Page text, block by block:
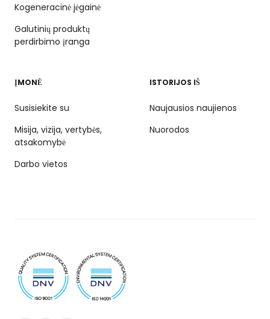
Kogeneracinė jėgainė
Galutinių produktų
perdirbimo įranga
ĮMONĖ
Susisiekite su
Misija, vizija, vertybės,
atsakomybė
Darbo vietos
ISTORIJOS IŠ
Naujausios naujienos
Nuorodos